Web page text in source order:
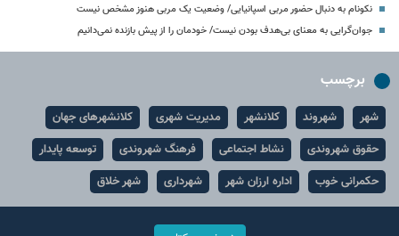
نکونام به دنبال حضور مربی اسپانیایی/ وضعیت یک مربی هنوز مشخص نیست
جوان‌گرایی به معنای بی‌هدف بودن نیست/ خودمان را از پیش بازنده نمی‌دانیم
برچسب
شهر شهروند کلانشهر مدیریت شهری
کلانشهرهای جهان
حقوق شهروندی
نشاط اجتماعی فرهنگ شهروندی
توسعه پایدار
حکمرانی خوب
اداره ارزان شهر شهرداری شهر خلاق